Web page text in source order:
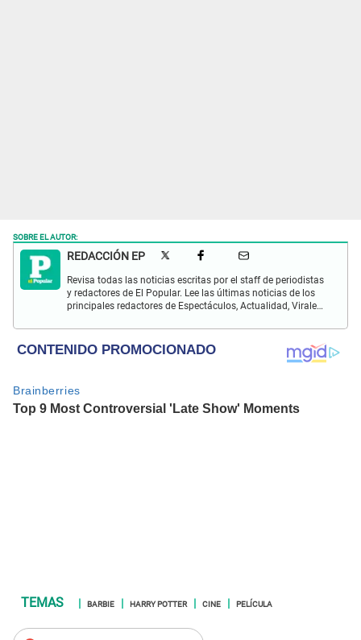
SOBRE EL AUTOR:
REDACCIÓN EP
Revisa todas las noticias escritas por el staff de periodistas
y redactores de El Popular. Lee las últimas noticias de los
principales redactores de Espectáculos, Actualidad, Virales,
BARBIE HARRY POTTER CINE PELÍCULA